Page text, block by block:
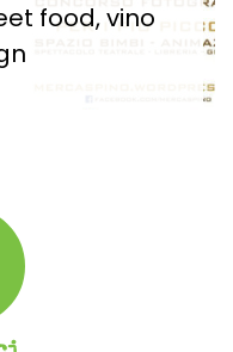
food, vino